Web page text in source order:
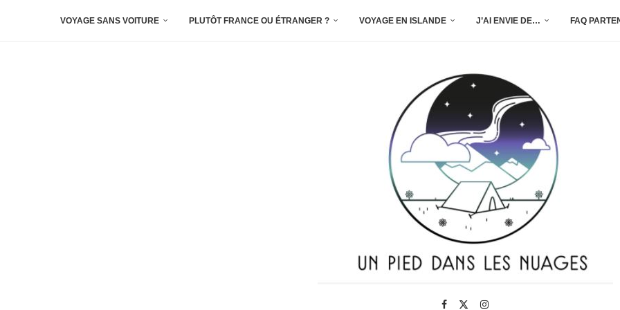
VOYAGE SANS VOITURE PLUTÔT FRANCE OU ÉTRANGER ? VOYAGE EN ISLANDE J’AI ENVIE DE… FAQ